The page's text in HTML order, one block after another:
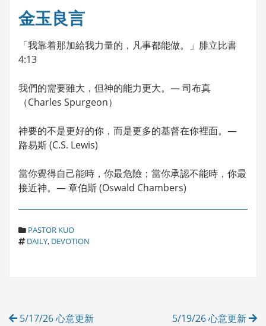
金玉良言
「我靠着那加給我力量的，凡事都能做。」腓立比書
4:13
我們的需要雖大，但神的能力更大。— 司布真
（Charles Spurgeon）
神要的不是更好的你，而是更多的基督在你裡面。—
路易斯 (C.S. Lewis)
當你覺得自己能時，你最危險；當你承認不能時，你最
接近神。— 章伯斯 (Oswald Chambers)
C
A
E
PASTOR KUO
T
DAILY, DEVOTION
Post
5/17/26 心意更新 5/19/26 心意更新